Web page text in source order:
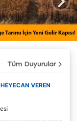
Tüm Duyurular
VEREN